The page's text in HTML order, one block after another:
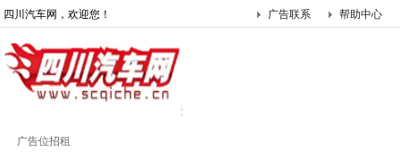
四川汽车网，欢迎您！ 帮助中心
广告联系
广告位招租